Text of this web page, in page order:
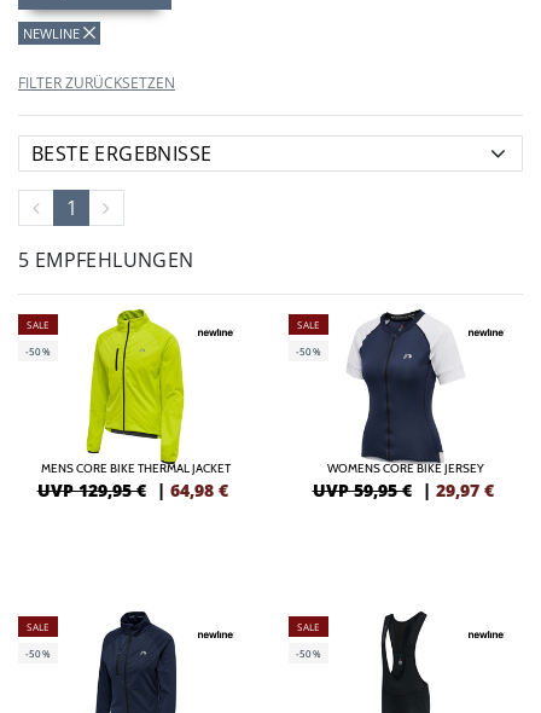
NEWLINE
FILTER ZURÜCKSETZEN
1
5 EMPFEHLUNGEN
SALE
-50%
MENS CORE BIKE THERMAL JACKET
UVP 129,95 € | 64,98 €
SALE
-50%
WOMENS CORE BIKE JERSEY
UVP 59,95 € | 29,97 €
SALE
-50%
SALE
-50%